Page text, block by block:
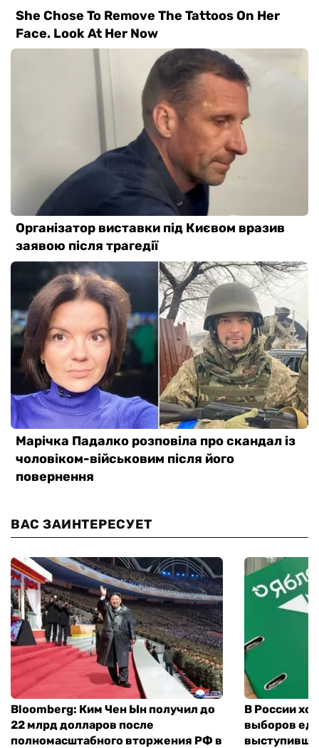
ВАС ЗАИНТЕРЕСУЕТ
Bloomberg: Ким Чен Ын получил до
22 млрд долларов после
полномасштабного вторжения РФ в
В России
выборов